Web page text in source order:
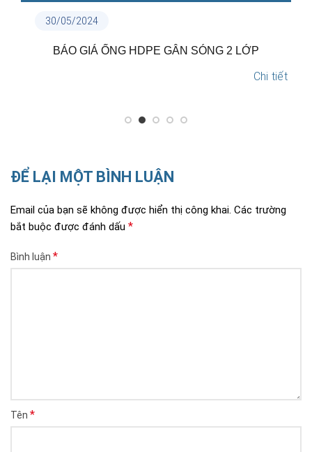
18/05/2024
TẠI SAO NÊN LỰA CHỌN ỐNG NHỰA THUẬN PHÁT?
Chi tiết
ĐỂ LẠI MỘT BÌNH LUẬN
Email của bạn sẽ không được hiển thị công khai. Các trường
bắt buộc được đánh dấu *
Bình luận *
Tên *